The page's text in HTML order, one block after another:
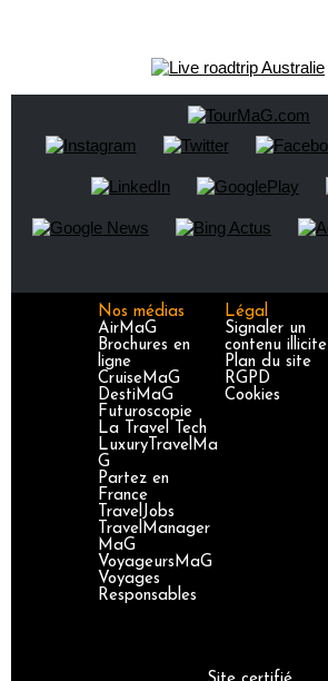
Nos médias
AirMaG
Brochures en
ligne
CruiseMaG
DestiMaG
Futuroscopie
La Travel Tech
LuxuryTravelMa
G
Partez en
France
TravelJobs
TravelManager
MaG
VoyageursMaG
Voyages
Responsables
Légal
Signaler un
contenu illicite
Plan du site
RGPD
Cookies